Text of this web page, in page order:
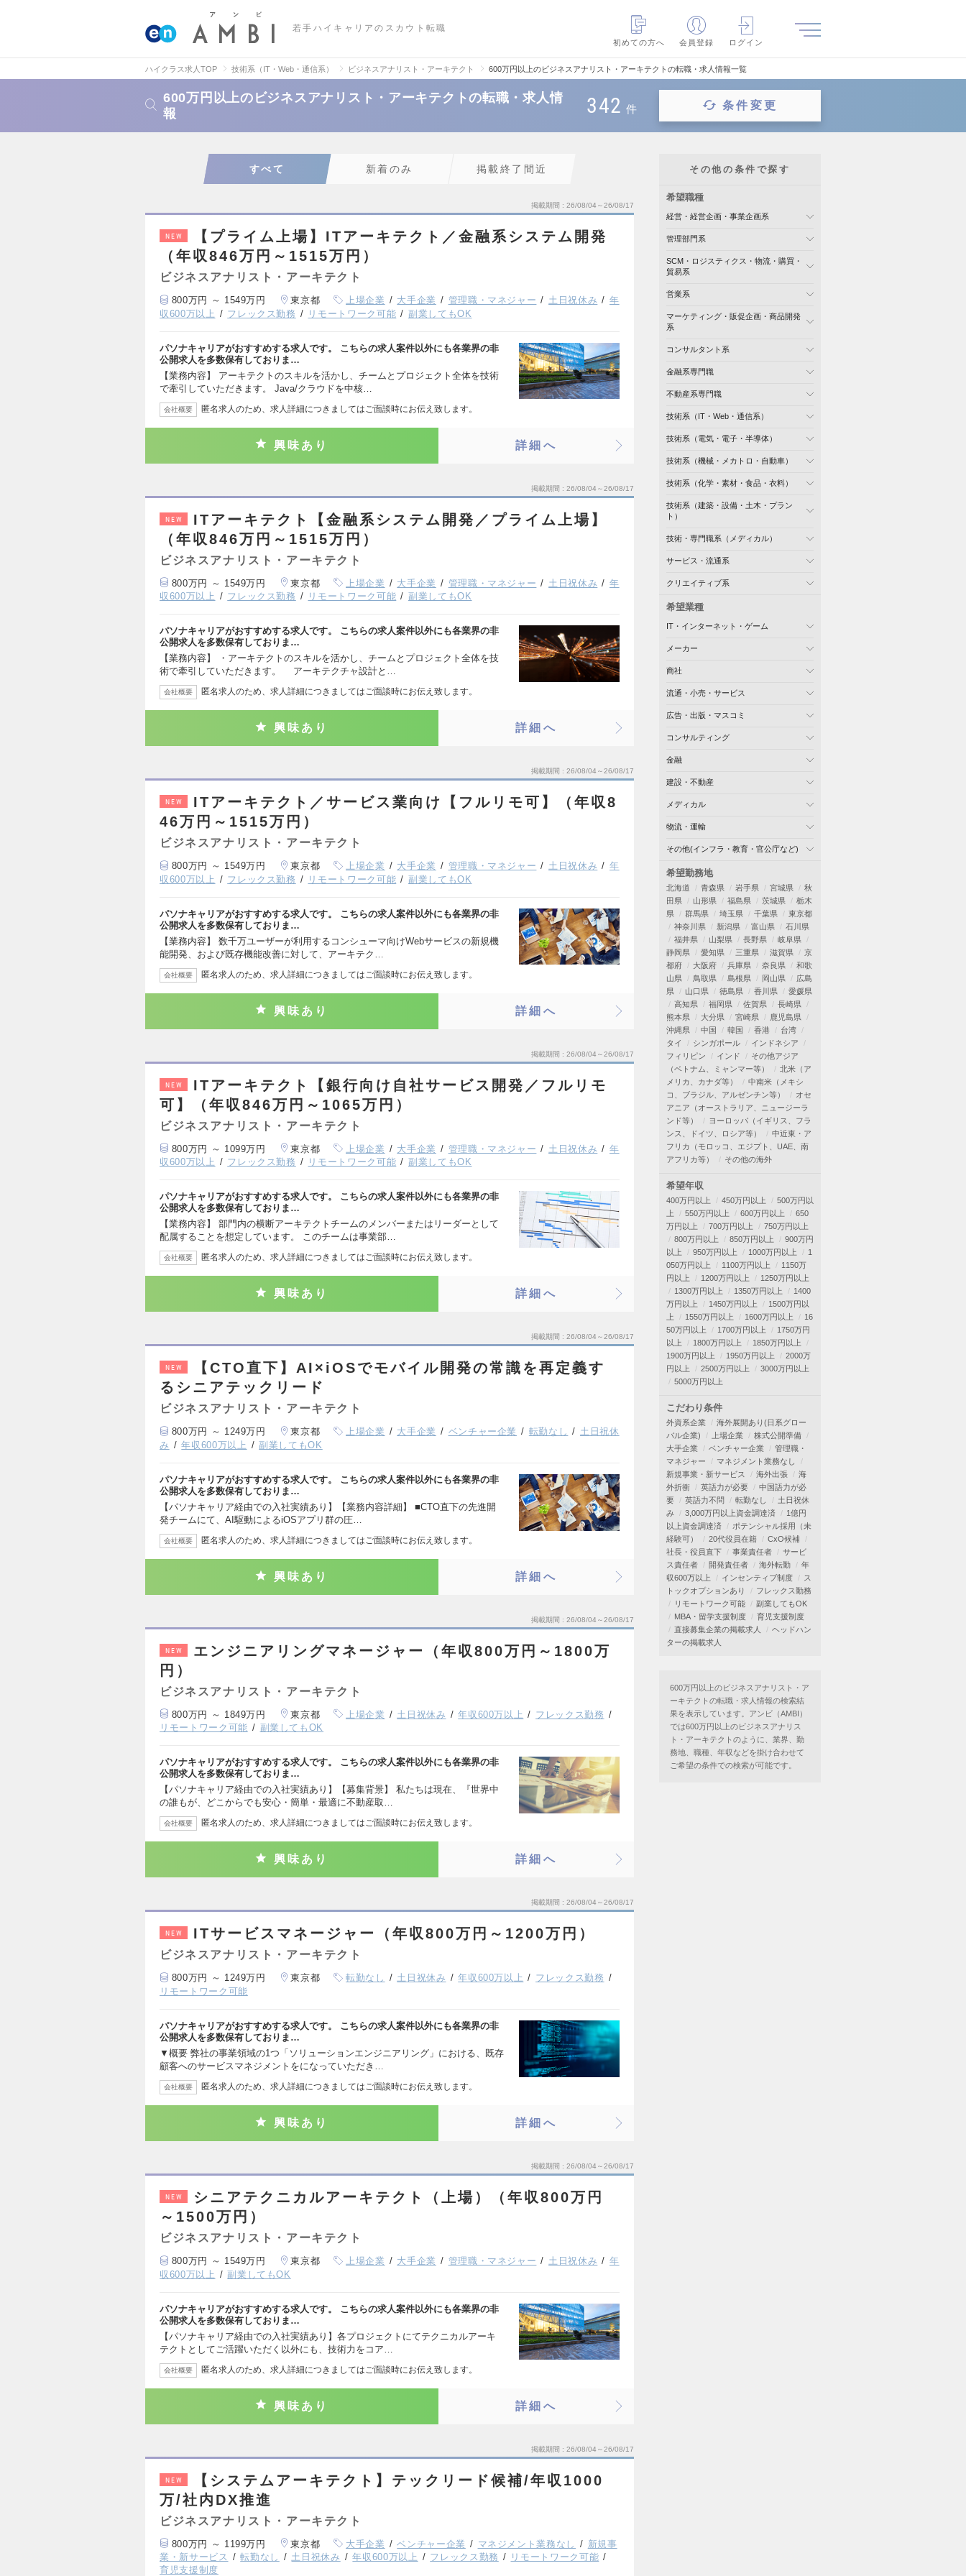
若手ハイキャリアのスカウト転職
初めての方へ
会員登録 ログイン
ハイクラス求人TOP 技術系（IT・Web・通信系） ビジネスアナリスト・アーキテクト 600万円以上のビジネスアナリスト・アーキテクトの転職・求人情報一覧
600万円以上のビジネスアナリスト・アーキテクトの転職・求人情
報
342 件 条件変更
すべて 新着のみ 掲載終了間近
掲載期間 26/08/04～26/08/17
NEW
【プライム上場】ITアーキテクト／金融系システム開発
（年収846万円～1515万円）
ビジネスアナリスト・アーキテクト
800万円 ～ 1549万円 東京都 上場企業 大手企業 管理職・マネジャー 土日祝休み
年
収600万以上
フレックス勤務 リモートワーク可能 副業してもOK
パソナキャリアがおすすめする求人です。 こちらの求人案件以外にも各業界の非
公開求人を多数保有しておりま…
【業務内容】 アーキテクトのスキルを活かし、チームとプロジェクト全体を技術
で牽引していただきます。 Java/クラウドを中核…
会社概要 匿名求人のため、求人詳細につきましてはご面談時にお伝え致します。
興味あり 詳細へ
掲載期間 26/08/04～26/08/17
NEW
ITアーキテクト【金融系システム開発／プライム上場】
（年収846万円～1515万円）
ビジネスアナリスト・アーキテクト
800万円 ～ 1549万円 東京都 上場企業 大手企業 管理職・マネジャー 土日祝休み
年
収600万以上
フレックス勤務 リモートワーク可能 副業してもOK
パソナキャリアがおすすめする求人です。 こちらの求人案件以外にも各業界の非
公開求人を多数保有しておりま…
【業務内容】 ・アーキテクトのスキルを活かし、チームとプロジェクト全体を技
術で牽引していただきます。 アーキテクチャ設計と…
会社概要 匿名求人のため、求人詳細につきましてはご面談時にお伝え致します。
興味あり 詳細へ
掲載期間 26/08/04～26/08/17
NEW
ITアーキテクト／サービス業向け【フルリモ可】（年収8
46万円～1515万円）
ビジネスアナリスト・アーキテクト
800万円 ～ 1549万円 東京都 上場企業 大手企業 管理職・マネジャー 土日祝休み
年
収600万以上
フレックス勤務 リモートワーク可能 副業してもOK
パソナキャリアがおすすめする求人です。 こちらの求人案件以外にも各業界の非
公開求人を多数保有しておりま…
【業務内容】 数千万ユーザーが利用するコンシューマ向けWebサービスの新規機
能開発、および既存機能改善に対して、アーキテク…
会社概要 匿名求人のため、求人詳細につきましてはご面談時にお伝え致します。
興味あり 詳細へ
掲載期間 26/08/04～26/08/17
NEW
ITアーキテクト【銀行向け自社サービス開発／フルリモ
可】（年収846万円～1065万円）
ビジネスアナリスト・アーキテクト
800万円 ～ 1099万円 東京都 上場企業 大手企業 管理職・マネジャー 土日祝休み
年
収600万以上
フレックス勤務 リモートワーク可能 副業してもOK
パソナキャリアがおすすめする求人です。 こちらの求人案件以外にも各業界の非
公開求人を多数保有しておりま…
【業務内容】 部門内の横断アーキテクトチームのメンバーまたはリーダーとして
配属することを想定しています。 このチームは事業部…
会社概要 匿名求人のため、求人詳細につきましてはご面談時にお伝え致します。
興味あり 詳細へ
掲載期間 26/08/04～26/08/17
NEW
【CTO直下】AI×iOSでモバイル開発の常識を再定義す
るシニアテックリード
ビジネスアナリスト・アーキテクト
800万円 ～ 1249万円 東京都 上場企業 大手企業 ベンチャー企業 転勤なし
土日祝休
み
年収600万以上 副業してもOK
パソナキャリアがおすすめする求人です。 こちらの求人案件以外にも各業界の非
公開求人を多数保有しておりま…
【パソナキャリア経由での入社実績あり】【業務内容詳細】 ■CTO直下の先進開
発チームにて、AI駆動によるiOSアプリ群の圧…
会社概要 匿名求人のため、求人詳細につきましてはご面談時にお伝え致します。
興味あり 詳細へ
掲載期間 26/08/04～26/08/17
NEW
エンジニアリングマネージャー（年収800万円～1800万
円）
ビジネスアナリスト・アーキテクト
800万円 ～ 1849万円 東京都 上場企業 土日祝休み 年収600万以上
フレックス勤務
リモートワーク可能
副業してもOK
パソナキャリアがおすすめする求人です。 こちらの求人案件以外にも各業界の非
公開求人を多数保有しておりま…
【パソナキャリア経由での入社実績あり】【募集背景】 私たちは現在、『世界中
の誰もが、どこからでも安心・簡単・最適に不動産取…
会社概要 匿名求人のため、求人詳細につきましてはご面談時にお伝え致します。
興味あり 詳細へ
掲載期間 26/08/04～26/08/17
NEW ITサービスマネージャー（年収800万円～1200万円）
ビジネスアナリスト・アーキテクト
800万円 ～ 1249万円 東京都 転勤なし 土日祝休み 年収600万以上
フレックス勤務
リモートワーク可能
パソナキャリアがおすすめする求人です。 こちらの求人案件以外にも各業界の非
公開求人を多数保有しておりま…
▼概要 弊社の事業領域の1つ「ソリューションエンジニアリング」における、既存
顧客へのサービスマネジメントをになっていただき…
会社概要 匿名求人のため、求人詳細につきましてはご面談時にお伝え致します。
興味あり 詳細へ
掲載期間 26/08/04～26/08/17
NEW
シニアテクニカルアーキテクト（上場）（年収800万円
～1500万円）
ビジネスアナリスト・アーキテクト
800万円 ～ 1549万円 東京都 上場企業 大手企業 管理職・マネジャー 土日祝休み
年
収600万以上
副業してもOK
パソナキャリアがおすすめする求人です。 こちらの求人案件以外にも各業界の非
公開求人を多数保有しておりま…
【パソナキャリア経由での入社実績あり】各プロジェクトにてテクニカルアーキ
テクトとしてご活躍いただく以外にも、技術力をコア…
会社概要 匿名求人のため、求人詳細につきましてはご面談時にお伝え致します。
興味あり 詳細へ
掲載期間 26/08/04～26/08/17
NEW
【システムアーキテクト】テックリード候補/年収1000
万/社内DX推進
ビジネスアナリスト・アーキテクト
800万円 ～ 1199万円 東京都 大手企業 ベンチャー企業 マネジメント業務なし
新規事
業・新サービス
転勤なし 土日祝休み 年収600万以上 フレックス勤務
リモートワーク可能
育児支援制度
その他の条件で探す
希望職種
経営・経営企画・事業企画系
管理部門系
SCM・ロジスティクス・物流・購買・
貿易系
営業系
マーケティング・販促企画・商品開発
系
コンサルタント系
金融系専門職
不動産系専門職
技術系（IT・Web・通信系）
技術系（電気・電子・半導体）
技術系（機械・メカトロ・自動車）
技術系（化学・素材・食品・衣料）
技術系（建築・設備・土木・プラン
ト）
技術・専門職系（メディカル）
サービス・流通系
クリエイティブ系
希望業種
IT・インターネット・ゲーム
メーカー
商社
流通・小売・サービス
広告・出版・マスコミ
コンサルティング
金融
建設・不動産
メディカル
物流・運輸
その他(インフラ・教育・官公庁など)
希望勤務地
北海道 青森県 岩手県 宮城県
秋
田県
山形県 福島県 茨城県
栃木
県
群馬県 埼玉県 千葉県
東京都
神奈川県
新潟県 富山県
石川県
福井県
山梨県 長野県
岐阜県
静岡県
愛知県 三重県 滋賀県
京
都府
大阪府 兵庫県 奈良県
和歌
山県
鳥取県 島根県 岡山県
広島
県
山口県 徳島県 香川県
愛媛県
高知県
福岡県 佐賀県
長崎県
熊本県
大分県 宮崎県
鹿児島県
沖縄県
中国 韓国 香港
台湾
タイ
シンガポール
インドネシア
フィリピン
インド
その他アジア
（ベトナム、ミャンマー等）
北米（ア
メリカ、カナダ等）
中南米（メキシ
コ、ブラジル、アルゼンチン等）
オセ
アニア（オーストラリア、ニュージーラ
ンド等）
ヨーロッパ（イギリス、フラ
ンス、ドイツ、ロシア等）
中近東・ア
フリカ（モロッコ、エジプト、UAE、南
アフリカ等）
その他の海外
希望年収
400万円以上 450万円以上
500万円以
上
550万円以上 600万円以上
650
万円以上
700万円以上
750万円以上
800万円以上
850万円以上
900万円
以上
950万円以上 1000万円以上
1
050万円以上
1100万円以上
1150万
円以上
1200万円以上
1250万円以上
1300万円以上
1350万円以上
1400
万円以上
1450万円以上
1500万円以
上
1550万円以上 1600万円以上
16
50万円以上
1700万円以上
1750万円
以上
1800万円以上
1850万円以上
1900万円以上
1950万円以上
2000万
円以上
2500万円以上
3000万円以上
5000万円以上
こだわり条件
外資系企業
海外展開あり(日系グロー
バル企業)
上場企業
株式公開準備
大手企業
ベンチャー企業
管理職・
マネジャー
マネジメント業務なし
新規事業・新サービス
海外出張
海
外折衝
英語力が必要
中国語力が必
要
英語力不問 転勤なし
土日祝休
み
3,000万円以上資金調達済
1億円
以上資金調達済
ポテンシャル採用（未
経験可）
20代役員在籍
CxO候補
社長・役員直下
事業責任者
サービ
ス責任者
開発責任者 海外転勤
年
収600万以上
インセンティブ制度
ス
トックオプションあり
フレックス勤務
リモートワーク可能
副業してもOK
MBA・留学支援制度
育児支援制度
直接募集企業の掲載求人
ヘッドハン
ターの掲載求人
600万円以上のビジネスアナリスト・ア
ーキテクトの転職・求人情報の検索結
果を表示しています。アンビ（AMBI）
では600万円以上のビジネスアナリス
ト・アーキテクトのように、業界、勤
務地、職種、年収などを掛け合わせて
ご希望の条件での検索が可能です。